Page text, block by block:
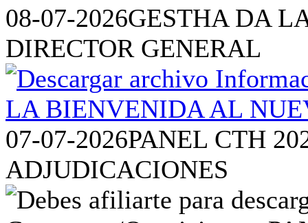
08-07-2026GESTHA DA
DIRECTOR GENERAL
07-07-2026PANEL CTH
ADJUDICACIONES